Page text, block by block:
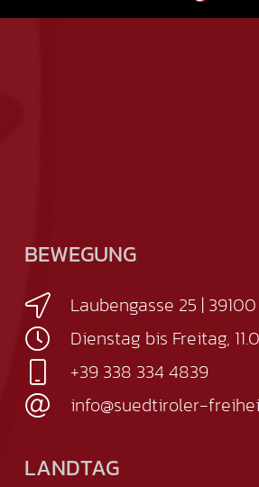
BEWEGUNG
Laubengasse 25 |
Dienstag bis Freitag,
+39 338 334 4839
info@suedtiroler-
LANDTAG